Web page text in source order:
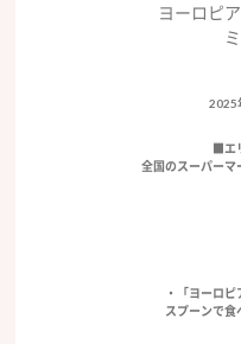
ヨーロピ
2025
■エ
全国のスーパーマ
・「ヨーロ
スプーンで食